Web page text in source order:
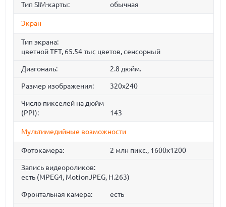
Тип SIM-карты: обычная
Экран
Тип экрана:
цветной TFT, 65.54 тыс цветов, сенсорный
Диагональ: 2.8 дюйм.
Размер изображения: 320x240
Число пикселей на дюйм
(PPI):
143
Мультимедийные возможности
Фотокамера: 2 млн пикс., 1600x1200
Запись видеороликов:
есть (MPEG4, MotionJPEG, H.263)
Фронтальная камера: есть